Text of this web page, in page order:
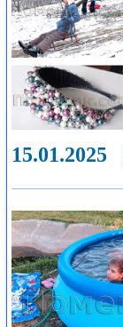
15.01.2025